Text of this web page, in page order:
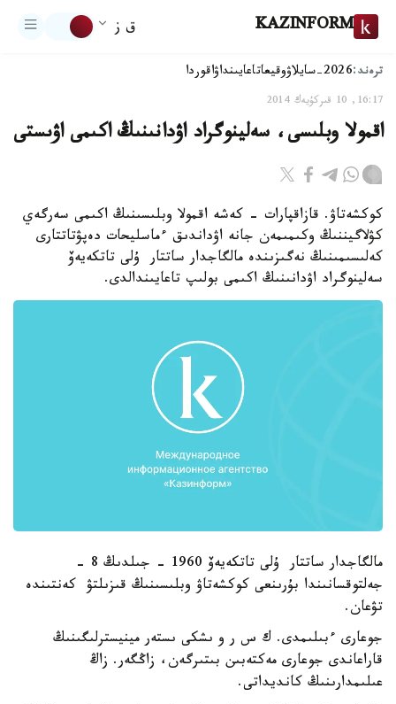
KAZINFORM ق ز
ترەند:2026-سايلاۋ وقيعاتاعايىنداۋاقوردا
16:17, 10 قىركۇيەك 2014
اقمولا وبلىسى، سەلينوگراد اۋدانىنىڭ اكىمى اۋىستى
كوكشەتاۋ. قازاقپارات - كەشە اقمولا وبلىسىنىڭ اكىمى سەرگەي
كۋلاگيننىڭ وكىمىمەن جانە اۋداندىق ءماسليحات دەپۋتاتتارى
كەلىسىمىنىڭ نەگىزىندە مالگاجدار ساتتار ۇلى تاتكەيەۆ
سەلينوگراد اۋدانىنىڭ اكىمى بولىپ تاعايىندالدى.
مالگاجدار ساتتار ۇلى تاتكەيەۆ 1960 - جىلدىڭ 8 -
جەلتوقسانىندا بۇرىنعى كوكشەتاۋ وبلىسىنىڭ قىزىلتۋ كەنتىندە
تۋعان.
جوعارى ءبىلىمدى. ك س ر و ىشكى ىستەر مينيسترلىگىنىڭ
قاراعاندى جوعارى مەكتەبىن بىتىرگەن، زاڭگەر. زاڭ
عىلىمدارىنىڭ كانديداتى.